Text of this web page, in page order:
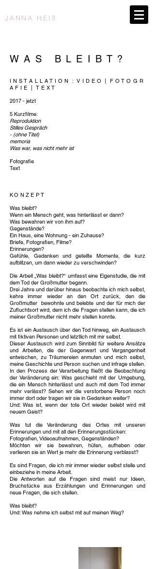
JANNA HEIß
W A S B L E I B T ?
I N S T A L L A T I O N : V I D E O | F O T O G R
A F I E | T E X T
2017 - jetzt
5 Kurzfilme:
Reproduktion
Stilles Gespräch
- (ohne Titel)
memoria
Was war, was nicht mehr ist
Fotografie
Text
KONZEPT
Was bleibt?
Wenn ein Mensch geht, was hinterlässt er dann?
Was bewahren wir von ihm auf?
Gegenstände?
Ein Haus, eine Wohnung - ein Zuhause?
Briefe, Fotografien, Filme?
Erinnerungen?
Gefühle, Gedanken und geteilte Momente, die kurz
aufblitzen, um dann wieder zu verschwinden?
Die Arbeit „Was bleibt?“ umfasst eine Eigenstudie, die mit
dem Tod der Großmutter begann.
Drei Jahre und darüber hinaus beobachte ich mich selbst,
kehre immer wieder an den Ort zurück, den die
Großmutter bewohnte und belebte und der für mich der
Zufluchtsort wird, dem ich die Fragen stellen kann, die ich
meiner Großmutter nicht mehr stellen konnte.
Es ist ein Austausch über den Tod hinweg, ein Austausch
mit fiktiven Personen und letztlich mit mir selbst.
Dieser Austausch wird zum Sinnbild für weitere Ansätze
und Arbeiten, die der Gegenwart und Vergangenheit
entwischen, zu Träumereien anmuten und mich selbst,
meine Geschichte und Person suchen und infrage stellen.
In den Prozess der Verarbeitung fließt die Beobachtung
der Veränderung ein: Was geschieht mit der Umgebung,
die ein Mensch hinterlässt und auch mit dem Tod immer
mehr verlässt? Sehen wir die verstorbene Person noch
immer dort oder tragen wir sie in Gedanken weiter?
Und: Was ist, wenn der tote Ort wieder belebt wird mit
neuem Geist?
Was tut die Veränderung des Ortes mit unseren
Erinnerungen und mit all den Erinnerungsstücken:
Fotografien, Videoaufnahmen, Gegenständen?
Möchten wir sie bewahren, hüten, aufheben oder
verlieren sie an Wert je mehr die Erinnerung verblasst?
Es sind Fragen, die ich mir immer wieder selbst stelle und
einbeziehe in meine Arbeit.
Die Antworten auf die Fragen sind meist nur Ideen,
Bruchstücke aus Erzählungen und Erinnerungen und
neue Fragen, die sich stellen.
Was bleibt?
Und: Was nehme ich selbst mit auf meinen Weg?